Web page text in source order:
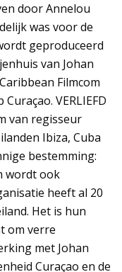
door Annelou
was voor de
geproduceerd
van Johan
Filmcom
VERLIEFD
van regisseur
Ibiza, Cuba
bestemming:
wordt ook
heeft al 20
Het is hun
om verre
met Johan
Curaçao en de